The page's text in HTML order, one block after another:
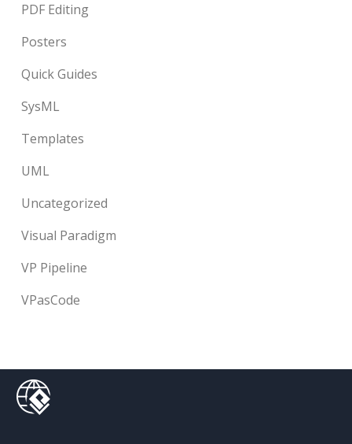
PDF Editing
Posters
Quick Guides
SysML
Templates
UML
Uncategorized
Visual Paradigm
VP Pipeline
VPasCode